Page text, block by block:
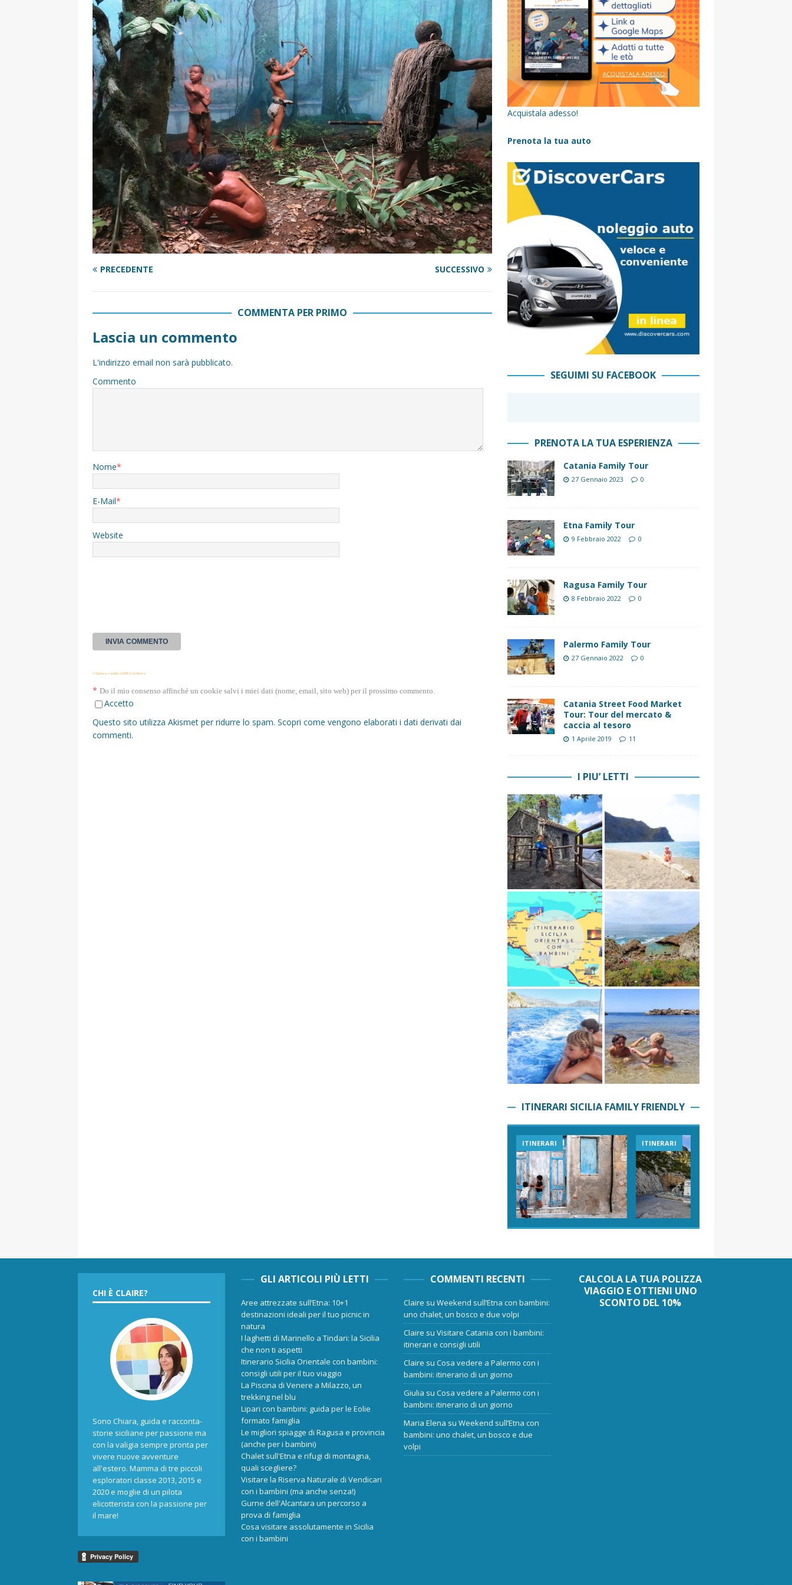
[ 17 Dicembre 2025 ]
Organizzare un viaggio in Sicilia con i bambini (senza stress)
CONSIGLI
UTILI
[ 14 Settembre 2025 ]
Rifugi e Bivacchi sull’Etna: Guida Completa per Famiglie
SENTIERI,
PARCHI NATURALI E AREE PICNIC
[ 2 Aprile 2025 ] Escursioni in Sicilia con bambini: itinerari imperdibili (+ consigli utili)- Parte 1
VIAGGI IN SICILIA
[ 17 Settembre 2023 ] Vendemmia con i bambini in Sicilia, dove andare?
FATTORIE
DIDATTICHE
[ 19 Gennaio 2023 ] Visitare la Fiumara d’Arte con i bambini, quando la natura incontra l’arte
VIAGGI IN SICILIA
[ 20 Marzo 2022 ] Cosa fare in Sicilia con i bambini: mare, attività e tour a prova di famiglia
VIAGGI IN SICILIA
PRECEDENTE SUCCESSIVO
COMMENTA PER PRIMO
Lascia un commento
L'indirizzo email non sarà pubblicato.
Commento
Nome*
E-Mail*
Website
* Questa casella GDPR è richiesta
* Do il mio consenso affinché un cookie salvi i miei dati (nome, email, sito web) per il prossimo commento.
Accetto
Questo sito utilizza Akismet per ridurre lo spam. Scopri come vengono elaborati i dati derivati dai
commenti.
Acquistala adesso!
Prenota la tua auto
SEGUIMI SU FACEBOOK
PRENOTA LA TUA ESPERIENZA
Catania Family Tour
27 Gennaio 2023 0
Etna Family Tour
9 Febbraio 2022 0
Ragusa Family Tour
8 Febbraio 2022 0
Palermo Family Tour
27 Gennaio 2022 0
Catania Street Food Market
Tour: Tour del mercato &
caccia al tesoro
1 Aprile 2019 11
I PIU’ LETTI
ITINERARI SICILIA FAMILY FRIENDLY
ITINERARI ITINERARI
CHI È CLAIRE?
Sono Chiara, guida e racconta-
storie siciliane per passione ma
con la valigia sempre pronta per
vivere nuove avventure
all'estero. Mamma di tre piccoli
esploratori classe 2013, 2015 e
2020 e moglie di un pilota
elicotterista con la passione per
il mare!
GLI ARTICOLI PIÙ LETTI
Aree attrezzate sull’Etna: 10+1
destinazioni ideali per il tuo picnic in
natura
I laghetti di Marinello a Tindari: la Sicilia
che non ti aspetti
Itinerario Sicilia Orientale con bambini:
consigli utili per il tuo viaggio
La Piscina di Venere a Milazzo, un
trekking nel blu
Lipari con bambini: guida per le Eolie
formato famiglia
Le migliori spiagge di Ragusa e provincia
(anche per i bambini)
Chalet sull'Etna e rifugi di montagna,
quali scegliere?
Visitare la Riserva Naturale di Vendicari
con i bambini (ma anche senza!)
Gurne dell'Alcantara un percorso a
prova di famiglia
Cosa visitare assolutamente in Sicilia
con i bambini
COMMENTI RECENTI
Claire suWeekend sull’Etna con bambini:
uno chalet, un bosco e due volpi
Claire suVisitare Catania con i bambini:
itinerari e consigli utili
Claire suCosa vedere a Palermo con i
bambini: itinerario di un giorno
Giulia suCosa vedere a Palermo con i
bambini: itinerario di un giorno
Maria Elena suWeekend sull’Etna con
bambini: uno chalet, un bosco e due
volpi
CALCOLA LA TUA POLIZZA
VIAGGIO E OTTIENI UNO
SCONTO DEL 10%